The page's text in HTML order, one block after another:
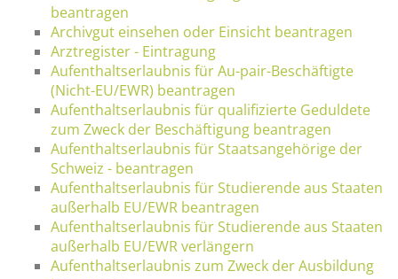
beantragen
Archivgut einsehen oder Einsicht beantragen
Arztregister - Eintragung
Aufenthaltserlaubnis für Au-pair-Beschäftigte
(Nicht-EU/EWR) beantragen
Aufenthaltserlaubnis für qualifizierte Geduldete
zum Zweck der Beschäftigung beantragen
Aufenthaltserlaubnis für Staatsangehörige der
Schweiz - beantragen
Aufenthaltserlaubnis für Studierende aus Staaten
außerhalb EU/EWR beantragen
Aufenthaltserlaubnis für Studierende aus Staaten
außerhalb EU/EWR verlängern
Aufenthaltserlaubnis zum Zweck der Ausbildung